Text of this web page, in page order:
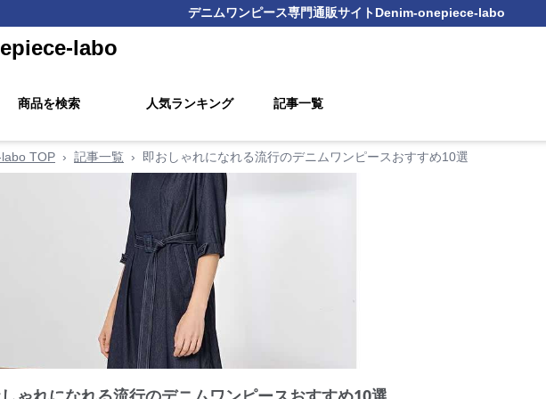
デニムワンピース専門通販サイトDenim-onepiece-labo
labo
商品を検索 人気ランキング 記事一覧
TOP › 記事一覧 › 即おしゃれになれる流行のデニムワンピースおすすめ10選